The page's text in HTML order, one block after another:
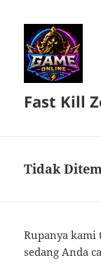
Fast Kill
Tidak
Rupanya kami
sedang Anda